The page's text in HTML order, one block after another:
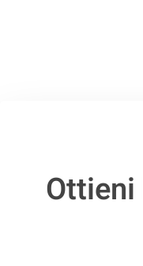
Ottieni